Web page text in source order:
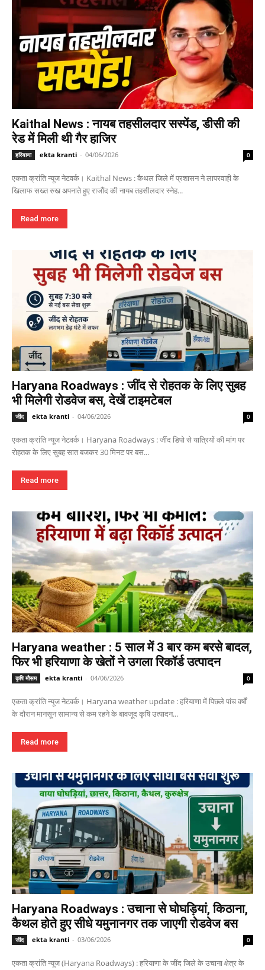
Kaithal News : नायब तहसीलदार सस्पेंड, डीसी की
रेड में मिली थी गैर हाजिर
हरियाणा ekta kranti - 04/06/2026 0
एकता क्रांति न्यूज नेटवर्क। Kaithal News : कैथल जिले में प्रशासन ने लापरवाही के
खिलाफ सख्त रुख अपनाते हुए राजौंद की नायब तहसीलदार स्नेह...
Read more
Haryana Roadways : जींद से रोहतक के लिए सुबह
भी मिलेगी रोडवेज बस, देखें टाइमटेबल
जींद ekta kranti - 04/06/2026 0
एकता क्रांति न्यूज नेटवर्क। Haryana Roadways : जींद डिपो से यात्रियों की मांग पर
रोहतक के लिए सुबह सात बजकर 30 मिनट पर बस...
Read more
Haryana weather : 5 साल में 3 बार कम बरसे बादल,
फिर भी हरियाणा के खेतों ने उगला रिकॉर्ड उत्पादन
कृषि मौसम ekta kranti - 04/06/2026 0
एकता क्रांति न्यूज नेटवर्क। Haryana weather update : हरियाणा में पिछले पांच वर्षों
के दौरान मानसून सामान्य से कम रहने के बावजूद कृषि उत्पादन...
Read more
Haryana Roadways : उचाना से घोघड़ियां, किठाना,
कैथल होते हुए सीधे यमुनानगर तक जाएगी रोडवेज बस
जींद ekta kranti - 03/06/2026 0
एकता क्रांति न्यूज (Haryana Roadways) : हरियाणा के जींद जिले के उचाना क्षेत्र के